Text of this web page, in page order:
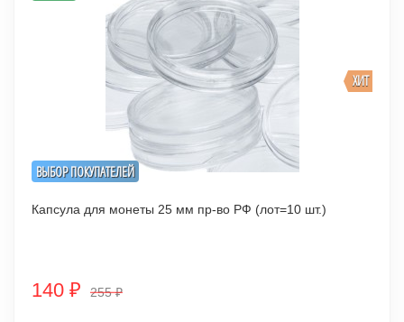
ВЫБОР ПОКУПАТЕЛЕЙ
ХИТ
Капсула для монеты 25 мм пр-во РФ (лот=10 шт.)
140 ₽ 255₽